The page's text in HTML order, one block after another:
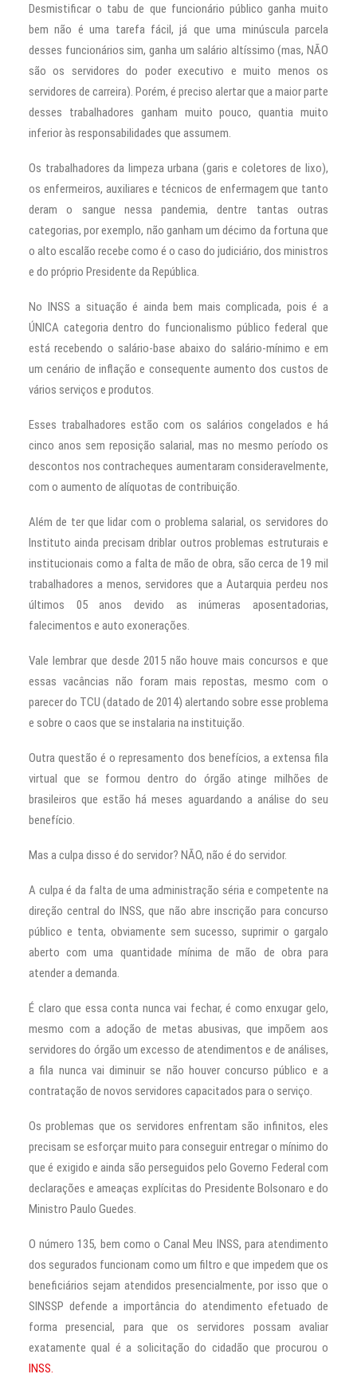
Desmistificar o tabu de que funcionário público ganha muito
bem não é uma tarefa fácil, já que uma minúscula parcela
desses funcionários sim, ganha um salário altíssimo (mas, NÃO
são os servidores do poder executivo e muito menos os
servidores de carreira). Porém, é preciso alertar que a maior parte
desses trabalhadores ganham muito pouco, quantia muito
inferior às responsabilidades que assumem.
Os trabalhadores da limpeza urbana (garis e coletores de lixo),
os enfermeiros, auxiliares e técnicos de enfermagem que tanto
deram o sangue nessa pandemia, dentre tantas outras
categorias, por exemplo, não ganham um décimo da fortuna que
o alto escalão recebe como é o caso do judiciário, dos ministros
e do próprio Presidente da República.
No INSS a situação é ainda bem mais complicada, pois é a
ÚNICA categoria dentro do funcionalismo público federal que
está recebendo o salário-base abaixo do salário-mínimo e em
um cenário de inflação e consequente aumento dos custos de
vários serviços e produtos.
Esses trabalhadores estão com os salários congelados e há
cinco anos sem reposição salarial, mas no mesmo período os
descontos nos contracheques aumentaram consideravelmente,
com o aumento de alíquotas de contribuição.
Além de ter que lidar com o problema salarial, os servidores do
Instituto ainda precisam driblar outros problemas estruturais e
institucionais como a falta de mão de obra, são cerca de 19 mil
trabalhadores a menos, servidores que a Autarquia perdeu nos
últimos 05 anos devido as inúmeras aposentadorias,
falecimentos e auto exonerações.
Vale lembrar que desde 2015 não houve mais concursos e que
essas vacâncias não foram mais repostas, mesmo com o
parecer do TCU (datado de 2014) alertando sobre esse problema
e sobre o caos que se instalaria na instituição.
Outra questão é o represamento dos benefícios, a extensa fila
virtual que se formou dentro do órgão atinge milhões de
brasileiros que estão há meses aguardando a análise do seu
benefício.
Mas a culpa disso é do servidor? NÃO, não é do servidor.
A culpa é da falta de uma administração séria e competente na
direção central do INSS, que não abre inscrição para concurso
público e tenta, obviamente sem sucesso, suprimir o gargalo
aberto com uma quantidade mínima de mão de obra para
atender a demanda.
É claro que essa conta nunca vai fechar, é como enxugar gelo,
mesmo com a adoção de metas abusivas, que impõem aos
servidores do órgão um excesso de atendimentos e de análises,
a fila nunca vai diminuir se não houver concurso público e a
contratação de novos servidores capacitados para o serviço.
Os problemas que os servidores enfrentam são infinitos, eles
precisam se esforçar muito para conseguir entregar o mínimo do
que é exigido e ainda são perseguidos pelo Governo Federal com
declarações e ameaças explícitas do Presidente Bolsonaro e do
Ministro Paulo Guedes.
O número 135, bem como o Canal Meu INSS, para atendimento
dos segurados funcionam como um filtro e que impedem que os
beneficiários sejam atendidos presencialmente, por isso que o
SINSSP defende a importância do atendimento efetuado de
forma presencial, para que os servidores possam avaliar
exatamente qual é a solicitação do cidadão que procurou o
INSS.